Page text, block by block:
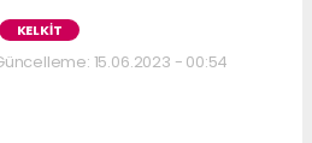
KELKİT
15.06.2023 - 00:54